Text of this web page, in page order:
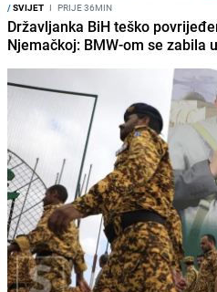
/SVIJET I PRIJE 36MIN
Državljanka BiH teško
Njemačkoj: BMW-om se zabila